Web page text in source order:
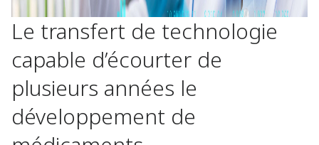
Le transfert de technologie
capable d’écourter de
plusieurs années le
développement de